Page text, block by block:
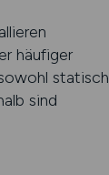
häufiger
statisch
sind